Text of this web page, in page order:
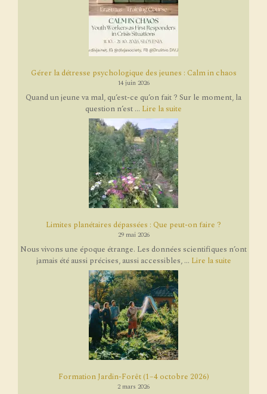
Gérer la détresse psychologique des jeunes : Calm in chaos
14 juin 2026
Quand un jeune va mal, qu’est-ce qu’on fait ? Sur le moment, la
question n’est ... Lire la suite
Limites planétaires dépassées : Que peut-on faire ?
29 mai 2026
Nous vivons une époque étrange. Les données scientifiques n’ont
jamais été aussi précises, aussi accessibles, ... Lire la suite
Formation Jardin-Forêt (1–4 octobre 2026)
2 mars 2026